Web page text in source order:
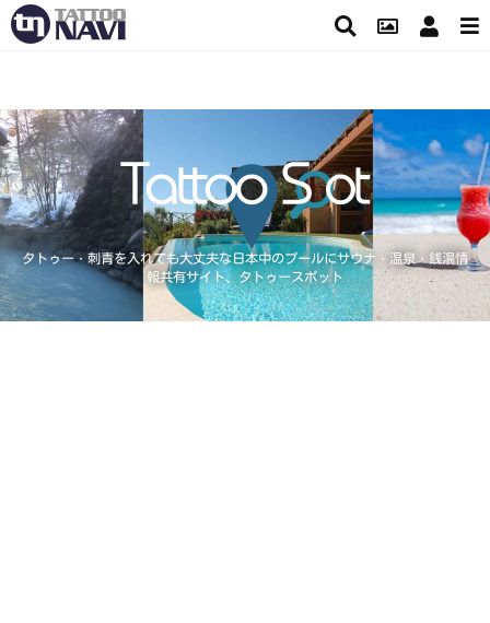
タトゥー・刺青を入れても大丈夫な日本中のプールにサウナ・温泉・銭湯情
報共有サイト、タトゥースポット